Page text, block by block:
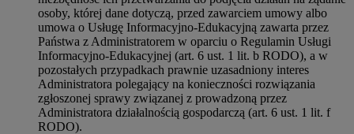
osoby, której dane dotyczą, przed zawarciem umowy albo
umowa o Usługę Informacyjno-Edukacyjną zawarta przez
Państwa z Administratorem w oparciu o Regulamin Usługi
Informacyjno-Edukacyjnej (art. 6 ust. 1 lit. b RODO), a w
pozostałych przypadkach prawnie uzasadniony interes
Administratora polegający na konieczności rozwiązania
zgłoszonej sprawy związanej z prowadzoną przez
Administratora działalnością gospodarczą (art. 6 ust. 1 lit. f
RODO).